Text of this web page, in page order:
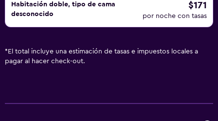
Habitación doble, tipo de cama
desconocido
$171
por noche con tasas
* El total incluye una estimación de tasas e impuestos locales a
pagar al hacer check-out.